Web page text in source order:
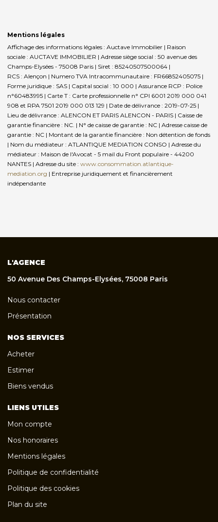
Mentions légales
Affichage des informations légales : Auctave Immobilier | Raison
sociale : AUCTAVE IMMOBILIER | Adresse siège social : 50 avenue des
Champs-Elysées - 75008 Paris | Siret : 85240507500064 |
RCS : Alençon | Numero TVA Intracommunautaire : FR66852405075 |
Forme juridique : SAS | Capital social : 10 000 | Assurance RCP : Police
n°60483995 | Carte T : Carte professionnelle n° CPI 6001 2019 000 041
908 et RPA 7501 2019 000 013 129 | Date de délivrance : 2019-07-25 |
Lieu de délivrance : ALENCON ET PARIS ALENCON - PARIS | Caisse de
garantie financière : NC. | N° de caisse de garantie : NC | Adresse caisse de
garantie : NC | Montant de la garantie financière : Non détention de fonds
| Nom du médiateur : ATLANTIQUE MEDIATION CONSO | Adresse du
médiateur : Maison de l'Avocat - 5 mail du Front populaire - 44200
NANTES | Adresse du site : www.consommation.atlantique-
mediation.org | Entreprise juridiquement et financièrement
indépendante
L'AGENCE
50 Avenue Des Champs-Elysées, 75008 Paris
Nous contacter
Présentation
NOS SERVICES
Acheter
Estimer
Biens vendus
LIENS UTILES
Mon compte
Nos honoraires
Mentions légales
Politique de confidentialité
Politique des cookies
Plan du site